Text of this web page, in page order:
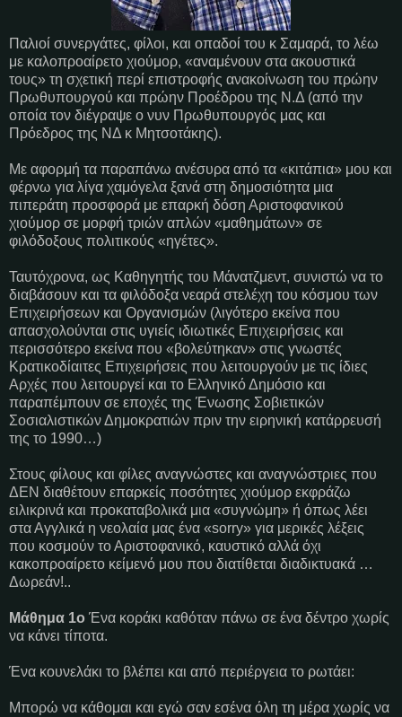
Παλιοί συνεργάτες, φίλοι, και οπαδοί του κ Σαμαρά, το λέω
με καλοπροαίρετο χιούμορ, «αναμένουν στα ακουστικά
τους» τη σχετική περί επιστροφής ανακοίνωση του πρώην
Πρωθυπουργού και πρώην Προέδρου της Ν.Δ (από την
οποία τον διέγραψε ο νυν Πρωθυπουργός μας και
Πρόεδρος της ΝΔ κ Μητσοτάκης).
Με αφορμή τα παραπάνω ανέσυρα από τα «κιτάπια» μου και
φέρνω για λίγα χαμόγελα ξανά στη δημοσιότητα μια
πιπεράτη προσφορά με επαρκή δόση Αριστοφανικού
χιούμορ σε μορφή τριών απλών «μαθημάτων» σε
φιλόδοξους πολιτικούς «ηγέτες».
Ταυτόχρονα, ως Καθηγητής του Μάνατζμεντ, συνιστώ να το
διαβάσουν και τα φιλόδοξα νεαρά στελέχη του κόσμου των
Επιχειρήσεων και Οργανισμών (λιγότερο εκείνα που
απασχολούνται στις υγιείς ιδιωτικές Επιχειρήσεις και
περισσότερο εκείνα που «βολεύτηκαν» στις γνωστές
Κρατικοδίαιτες Επιχειρήσεις που λειτουργούν με τις ίδιες
Αρχές που λειτουργεί και το Ελληνικό Δημόσιο και
παραπέμπουν σε εποχές της Ένωσης Σοβιετικών
Σοσιαλιστικών Δημοκρατιών πριν την ειρηνική κατάρρευσή
της το 1990…)
Στους φίλους και φίλες αναγνώστες και αναγνώστριες που
ΔΕΝ διαθέτουν επαρκείς ποσότητες χιούμορ εκφράζω
ειλικρινά και προκαταβολικά μια «συγνώμη» ή όπως λέει
στα Αγγλικά η νεολαία μας ένα «sorry» για μερικές λέξεις
που κοσμούν το Αριστοφανικό, καυστικό αλλά όχι
κακοπροαίρετο κείμενό μου που διατίθεται διαδικτυακά …
Δωρεάν!..
Μάθημα 1ο Ένα κοράκι καθόταν πάνω σε ένα δέντρο χωρίς
να κάνει τίποτα.
Ένα κουνελάκι το βλέπει και από περιέργεια το ρωτάει:
Μπορώ να κάθομαι και εγώ σαν εσένα όλη τη μέρα χωρίς να